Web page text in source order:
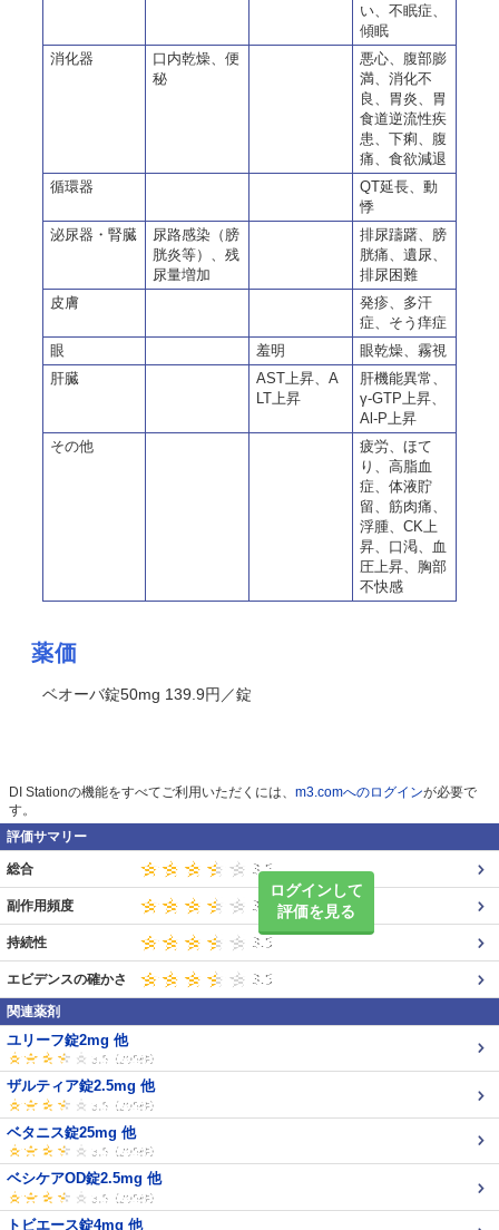
い、不眠症、
傾眠
消化器
口内乾燥、便
秘
悪心、腹部膨
満、消化不
良、胃炎、胃
食道逆流性疾
患、下痢、腹
痛、 食欲減退
循環器
QT延長、動
悸
泌尿器・腎臓
尿路感染（膀
胱炎等）、残
尿量増加
排尿躊躇、膀
胱痛、遺尿、
排尿困難
皮膚
発疹、多汗
症、そう痒症
眼
羞明
眼乾燥、霧視
肝臓
AST上昇、A
LT上昇
肝機能異常、
γ-GTP上昇、
Al-P上昇
その他
疲労、ほて
り、高脂血
症、体液貯
留、筋肉痛、
浮腫、CK上
昇、口渇、血
圧上昇、 胸部
不快感
薬価
ベオーバ錠50mg 139.9円／錠
DI Stationの機能をすべてご利用いただくには、 m3.comへのログインが必要で
す。
評価サマリー
ログインして
評価を見る
総合
副作用頻度
持続性
エビデンスの確かさ
関連薬剤
ユリーフ錠2mg 他
ザルティア錠2.5mg 他
ベタニス錠25mg 他
ベシケアOD錠2.5mg 他
トビエース錠4mg 他